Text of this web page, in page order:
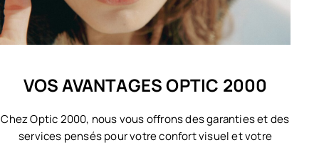
VOS AVANTAGES OPTIC 2000
Chez Optic 2000, nous vous offrons des garanties et des
services pensés pour votre confort visuel et votre